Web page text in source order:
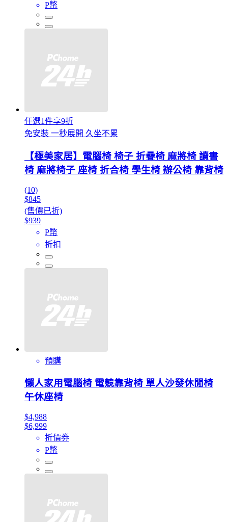
P幣
任選1件享9折
免安裝 一秒展開 久坐不累
【極美家居】電腦椅 椅子 折疊椅 麻將椅 讀書
椅 麻將椅子 座椅 折合椅 學生椅 辦公椅 靠背椅
(10)
$845
(售價已折)
$939
P幣
折扣
預購
懶人家用電腦椅 電競靠背椅 單人沙發休閒椅
午休座椅
$4,988
$6,999
折價券
P幣